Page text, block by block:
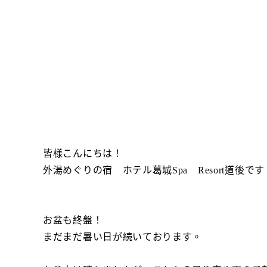
皆様こんにちは！
外湯めぐりの宿 ホテル葛城Spa Resort道後です
お盆も終盤！
まだまだ暑い日が続いております。